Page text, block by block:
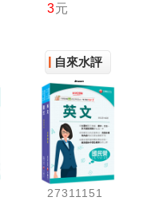
重要觀念
縮整理
3元
自來水評
價
27311151